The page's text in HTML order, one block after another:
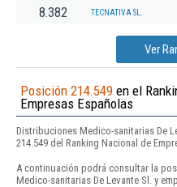
8.382 TECNATIVA SL.
Ver
Posición 214.549 en el
Empresas Españolas
Distribuciones Medico-sanitarias De
214.549 del Ranking Nacional de
A continuación podrá consultar la
Medico-sanitarias De Levante Sl. y